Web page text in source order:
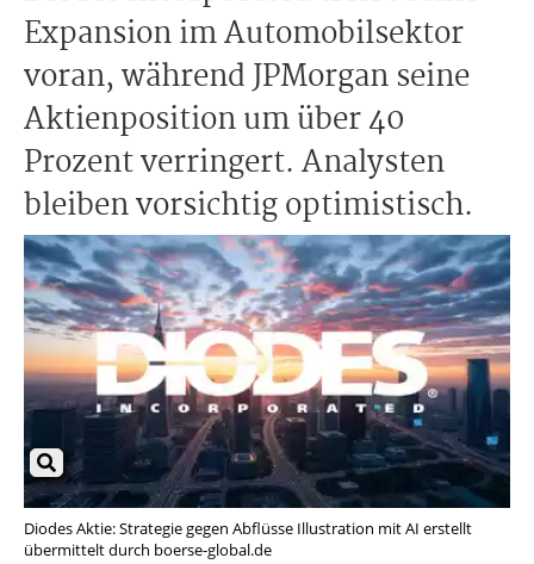
Expansion im Automobilsektor
voran, während JPMorgan seine
Aktienposition um über 40
Prozent verringert. Analysten
bleiben vorsichtig optimistisch.
Diodes Aktie: Strategie gegen Abflüsse Illustration mit AI erstellt
übermittelt durch boerse-global.de